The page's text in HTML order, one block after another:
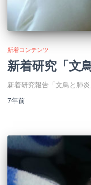
新着コンテンツ
新着研究「文
新着研究報告「文鳥と肺
7年前